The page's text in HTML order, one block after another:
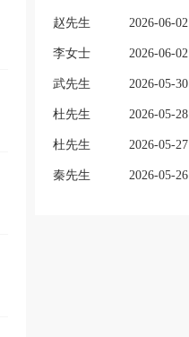
赵先生 2026-06-02
李女士 2026-06-02
武先生 2026-05-30
杜先生 2026-05-28
杜先生 2026-05-27
秦先生 2026-05-26